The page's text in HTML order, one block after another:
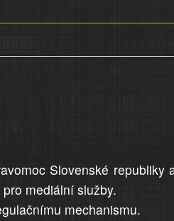
Slovenské republiky
mediální služby.
mechanismu.